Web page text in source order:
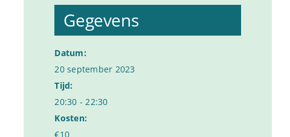
Gegevens
Datum:
20 september 2023
Tijd:
20:30 - 22:30
Kosten:
€10